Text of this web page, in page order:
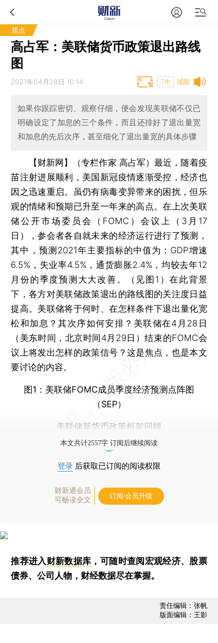
观点
高占军：美联储货币政策退出路线
图
试听
2021年04月28日 10:14 T中
如果你跟踪密切、观察仔细，便会发现美联储不仅已
明确设定了加息的三个条件，而且还排好了退出量宽
和加息的先后次序，甚至细化了退出量宽的具体步骤
【财新网】（专栏作家 高占军）最近，随着疫
苗注射进展顺利，美国新冠疫情逐渐受控，经济也
因之迅速重启。虽仍有病毒变异带来的困扰，但乐
观的情绪和预期已升至一年来的高点。在上次美联
储公开市场委员会（FOMC）会议上（3月17
日），参会者各自就未来的经济运行进行了预测，
其中，预测2021年主要指标的中值为：GDP增速
6.5%，失业率4.5%，通货膨胀2.4%，均较去年12
月份的季度预测大大改善。（见图1）在此背景
下，各方对美联储政策退出的路线图的关注度日益
提高。美联储将于何时、在怎样条件下退出量化宽
松和加息？其次序如何安排？美联储在4月28日
（美东时间，北京时间4月29日）结束的FOMC会
议上将发出怎样的政策信号？这是焦点，也是本文
要讨论的内容。
图1：美联储FOMC成员季度经济预测点阵图
（SEP）
美联储新货币政策框架回顾
本文共计2557字 订阅后继续阅读
登录 后获取已订阅的阅读权限
财新通会员
可畅读全文
订阅/会员升级
推荐进入财新数据库 ，可随时查阅宏观经济、股票
债券、公司人物，财经数据尽在掌握。
责任编辑：张帆
版面编辑：王影